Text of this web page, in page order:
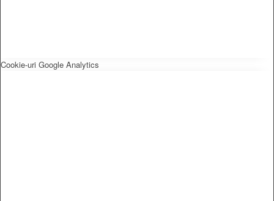
Cookie-uri Google Analytics